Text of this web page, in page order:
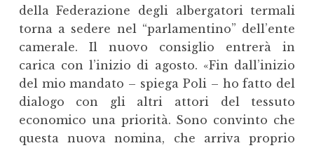
della Federazione degli albergatori termali
torna a sedere nel “parlamentino” dell’ente
camerale. Il nuovo consiglio entrerà in
carica con l’inizio di agosto. «Fin dall’inizio
del mio mandato – spiega Poli – ho fatto del
dialogo con gli altri attori del tessuto
economico una priorità. Sono convinto che
questa nuova nomina, che arriva proprio